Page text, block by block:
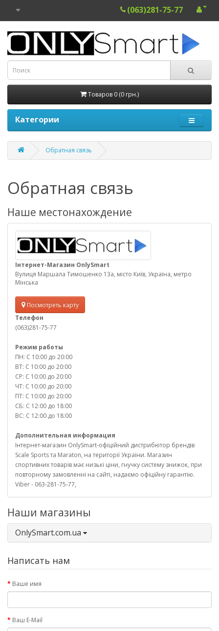
(063)281-75-77
Товаров 0 (0 грн.)
Категории
Обратная связь
Обратная связь
Наше местонахождение
Інтернет-Магазин OnlySmart
Вулиця Маршала Тимошенко 13а, місто Київ, Україна, метро
Мінська
Посмотреть карту
Телефон
(063)281-75-77
Режим работы
ПН: С 10:00 до 20:00
ВТ: С 10:00 до 20:00
СР: С 10:00 до 20:00
ЧТ: С 10:00 до 20:00
ПТ: С 10:00 до 20:00
СБ: С 12:00 до 18:00
ВС: С 12:00 до 18:00
Дополнительная информация
Інтернет-магазин OnlySmart-офіційний дистрибютор брендів
Scale Sports та Maraton, на території України. Магазин
спортивних товарів має низькі ціни, гнучку систему знижок, при
повторному замовленні на сайті, надаємо офіційну гарантію.
Viber - 063-281-75-77,
Наши магазины
OnlySmart.com.ua
Написать нам
Ваше имя
Ваш E-Mail